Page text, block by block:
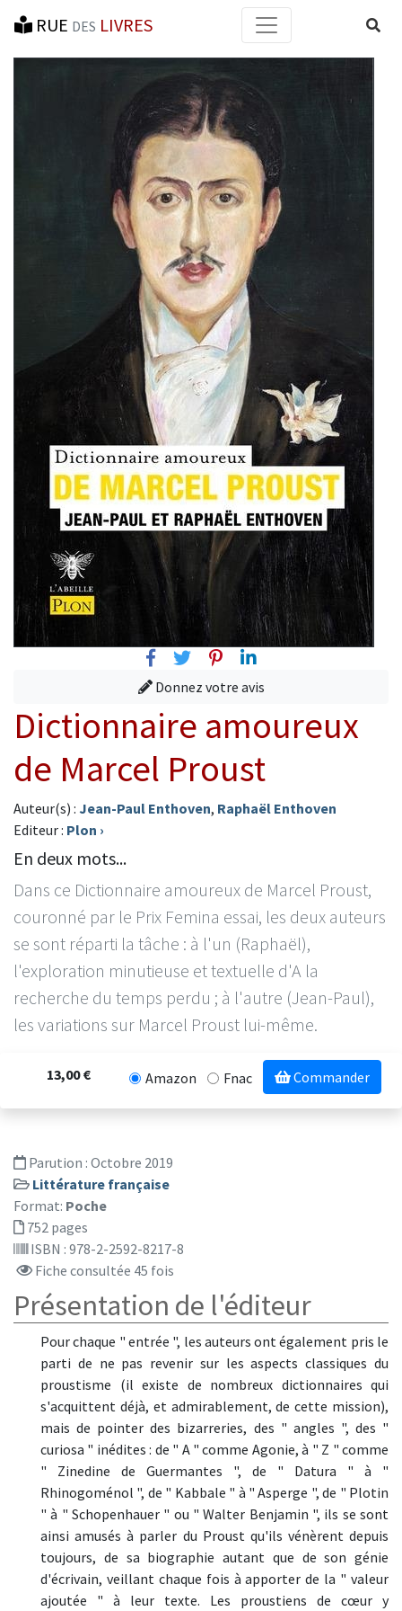
RUE DES LIVRES
FacebookTwitterPinterest
Linkedin
Donnez votre avis
Dictionnaire amoureux
de Marcel Proust
Auteur(s) : Jean-Paul Enthoven, Raphaël Enthoven
Editeur : Plon ›
En deux mots...
Dans ce Dictionnaire amoureux de Marcel Proust,
couronné par le Prix Femina essai, les deux auteurs
se sont réparti la tâche : à l'un (Raphaël),
l'exploration minutieuse et textuelle d'A la
recherche du temps perdu ; à l'autre (Jean-Paul),
les variations sur Marcel Proust lui-même.
13,00 € Amazon Fnac Commander
Parution : Octobre 2019
Littérature française
Format: Poche
752 pages
ISBN : 978-2-2592-8217-8
Fiche consultée 45 fois
Présentation de l'éditeur
Pour chaque " entrée ", les auteurs ont également pris le
parti de ne pas revenir sur les aspects classiques du
proustisme (il existe de nombreux dictionnaires qui
s'acquittent déjà, et admirablement, de cette mission),
mais de pointer des bizarreries, des " angles ", des "
curiosa " inédites : de " A " comme Agonie, à " Z " comme
" Zinedine de Guermantes ", de " Datura " à "
Rhinogoménol ", de " Kabbale " à " Asperge ", de " Plotin
" à " Schopenhauer " ou " Walter Benjamin ", ils se sont
ainsi amusés à parler du Proust qu'ils vénèrent depuis
toujours, de sa biographie autant que de son génie
d'écrivain, veillant chaque fois à apporter de la " valeur
ajoutée " à leur texte. Les proustiens de cœur y